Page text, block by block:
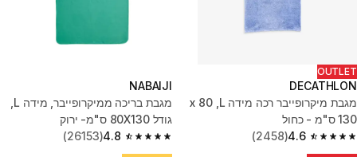
OUTLET
DECATHLON
מגבת מיקרופייבר רכה מידה L, ‏80 x
4.6
4.6 out of 5 stars from 2458 reviews
(2458)
NABAIJI
גודל 80X130 ס"מ- ירוק
4.8
4.8 out of 5 stars from 26153 reviews
(26153)